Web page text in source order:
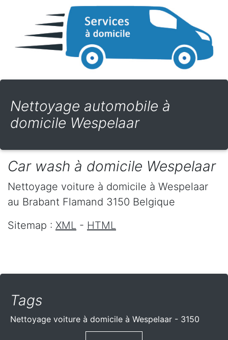
Nettoyage automobile à
domicile Wespelaar
Car wash à domicile Wespelaar
Nettoyage voiture à domicile à Wespelaar
au Brabant Flamand 3150 Belgique
Sitemap : XML - HTML
Tags
Nettoyage voiture à domicile à Wespelaar - 3150